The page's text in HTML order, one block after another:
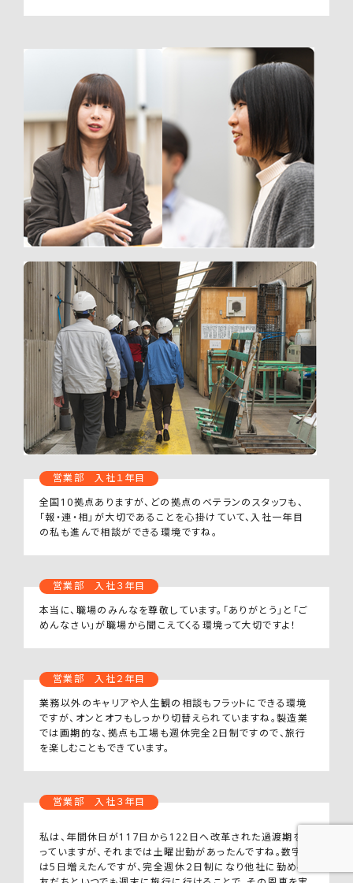
営業部 入社１年目
全国10拠点ありますが、どの拠点のベテランのスタッフも、
「報・連・相」が大切であることを心掛けていて、入社一年目
の私も進んで相談ができる環境ですね。
営業部 入社３年目
本当に、職場のみんなを尊敬しています。「ありがとう」と「ご
めんなさい」が職場から聞こえてくる環境って大切ですよ！
営業部 入社２年目
業務以外のキャリアや人生観の相談もフラットにできる環境
ですが、オンとオフもしっかり切替えられていますね。製造業
では画期的な、拠点も工場も週休完全2日制ですので、旅行
を楽しむこともできています。
営業部 入社３年目
私は、年間休日が117日から122日へ改革された過渡期を知
っていますが、それまでは土曜出勤があったんですね。数字上
は5日増えたんですが、完全週休２日制になり他社に勤める